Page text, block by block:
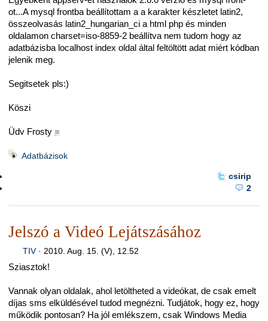
ot...A mysql frontba beállítottam a a karakter készletet latin2,
összeolvasás latin2_hungarian_ci a html php és minden
oldalamon charset=iso-8859-2 beállítva nem tudom hogy az
adatbázisba localhost index oldal által feltöltött adat miért kódban
jelenik meg.
Segitsetek pls:)
Köszi
Üdv Frosty ■
Adatbázisok
csirip
2
Jelszó a Videó Lejátszásához
TIV· 2010. Aug. 15. (V), 12.52
Sziasztok!
Vannak olyan oldalak, ahol letöltheted a videókat, de csak emelt
díjas sms elküldésével tudod megnézni. Tudjátok, hogy ez, hogy
működik pontosan? Ha jól emlékszem, csak Windows Media